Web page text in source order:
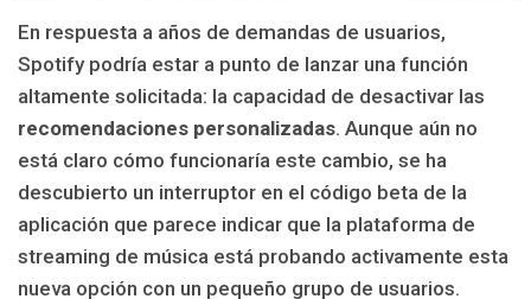
En respuesta a años de demandas de usuarios,
Spotify podría estar a punto de lanzar una función
altamente solicitada: la capacidad de desactivar las
recomendaciones personalizadas. Aunque aún no
está claro cómo funcionaría este cambio, se ha
descubierto un interruptor en el código beta de la
aplicación que parece indicar que la plataforma de
streaming de música está probando activamente esta
nueva opción con un pequeño grupo de usuarios.